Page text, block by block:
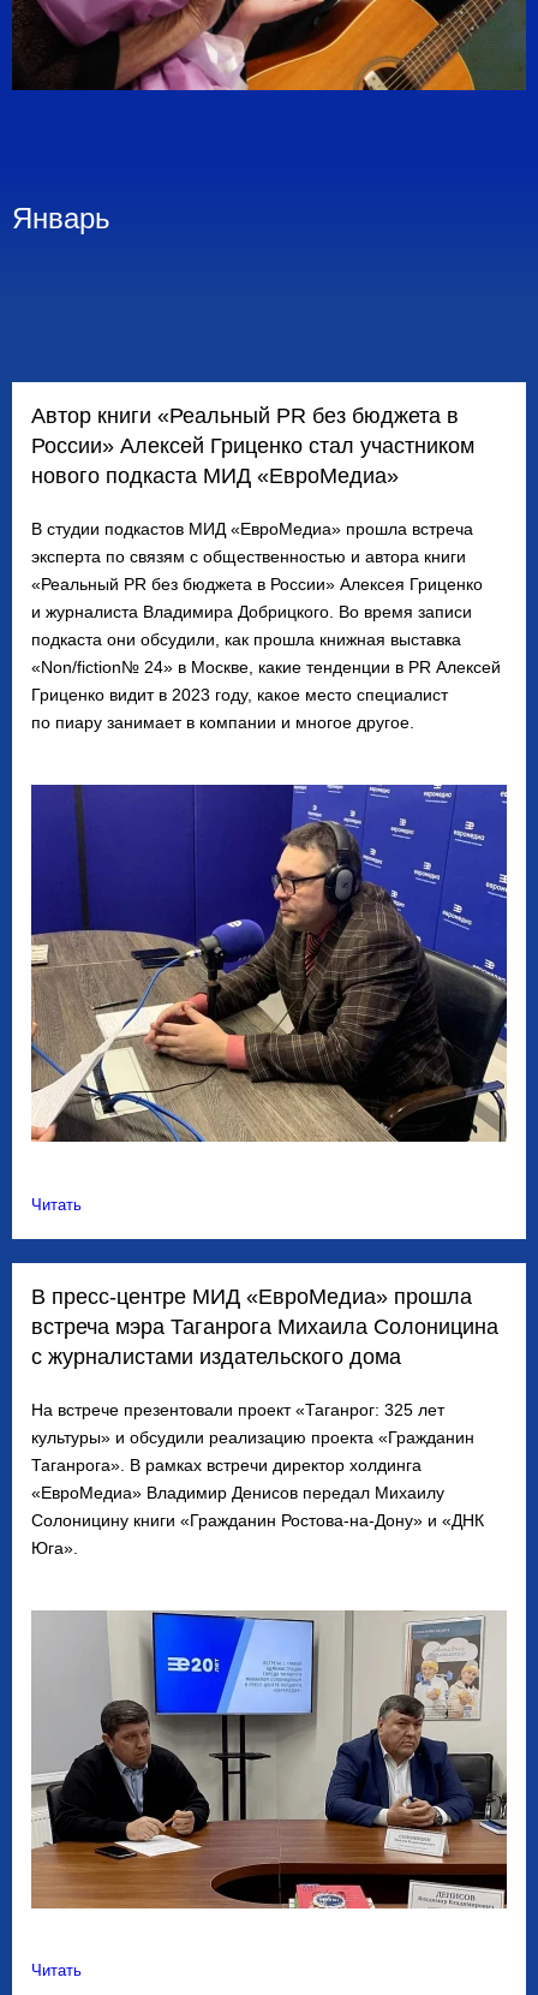
Январь
Автор книги «Реальный PR без бюджета в
России» Алексей Гриценко стал участником
нового подкаста МИД «ЕвроМедиа»
В студии подкастов МИД «ЕвроМедиа» прошла встреча
эксперта по связям с общественностью и автора книги
«Реальный PR без бюджета в России» Алексея Гриценко
и журналиста Владимира Добрицкого. Во время записи
подкаста они обсудили, как прошла книжная выставка
«Non/fiction№ 24» в Москве, какие тенденции в PR Алексей
Гриценко видит в 2023 году, какое место специалист
по пиару занимает в компании и многое другое.
Читать
В пресс-центре МИД «ЕвроМедиа» прошла
встреча мэра Таганрога Михаила Солоницина
с журналистами издательского дома
На встрече презентовали проект «Таганрог: 325 лет
культуры» и обсудили реализацию проекта «Гражданин
Таганрога». В рамках встречи директор холдинга
«ЕвроМедиа» Владимир Денисов передал Михаилу
Солоницину книги «Гражданин Ростова-на-Дону» и «ДНК
Юга».
Читать